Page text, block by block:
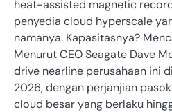
heat-assisted magnetic
penyedia cloud hyperscale
namanya. Kapasitasnya?
Menurut CEO Seagate Dave
drive nearline perusahaan ini
2026, dengan perjanjian
cloud besar yang berlaku